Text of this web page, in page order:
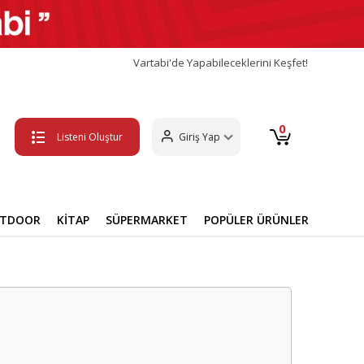
Vartabi'de Yapabileceklerini Keşfet!
Listeni Oluştur Giriş Yap 0
KİTAP SÜPERMARKET POPÜLER ÜRÜNLER